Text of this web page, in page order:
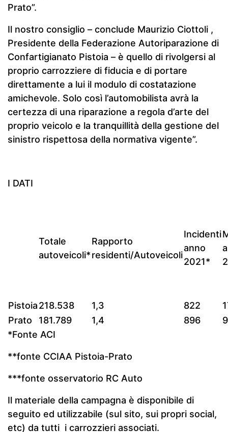
Prato”.
Il nostro consiglio – conclude Maurizio Ciottoli ,
Presidente della Federazione Autoriparazione di
Confartigianato Pistoia – è quello di rivolgersi al
proprio carrozziere di fiducia e di portare
direttamente a lui il modulo di costatazione
amichevole. Solo così l’automobilista avrà la
certezza di una riparazione a regola d’arte del
proprio veicolo e la tranquillità della gestione del
sinistro rispettosa della normativa vigente”.
I DATI
Totale
autoveicoli*
Rapporto
residenti/Autoveicoli
Incidenti
anno
2021*
Pistoia218.538 1,3 822
Prato
181.789 1,4 896
9
*Fonte ACI
**fonte CCIAA Pistoia-Prato
***fonte osservatorio RC Auto
Il materiale della campagna è disponibile di
seguito ed utilizzabile (sul sito, sui propri social,
etc) da tutti i carrozzieri associati.